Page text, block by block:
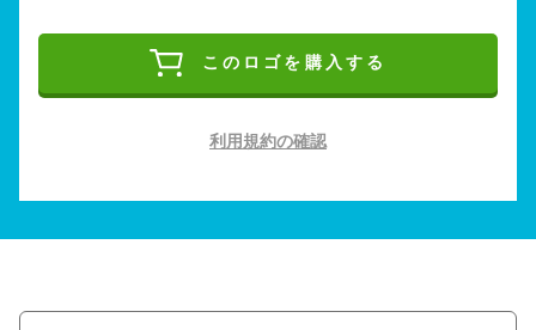
このロゴを購入する
利用規約の確認